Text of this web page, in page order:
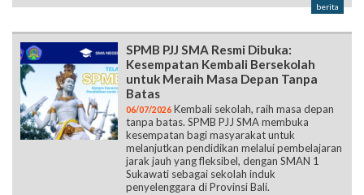
berita
SPMB PJJ SMA Resmi Dibuka:
Kesempatan Kembali Bersekolah
untuk Meraih Masa Depan Tanpa
Batas
06/07/2026 Kembali sekolah, raih masa depan
tanpa batas. SPMB PJJ SMA membuka
kesempatan bagi masyarakat untuk
melanjutkan pendidikan melalui pembelajaran
jarak jauh yang fleksibel, dengan SMAN 1
Sukawati sebagai sekolah induk
penyelenggara di Provinsi Bali.